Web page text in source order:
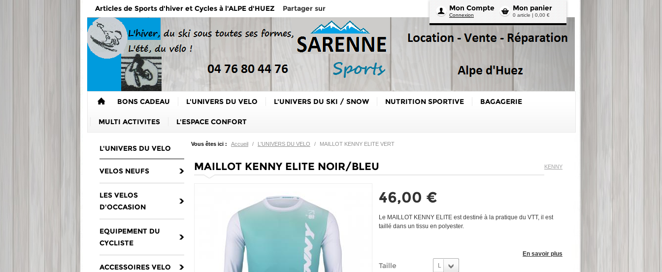
Mon panier
0 article | 0,00 €
Mon Compte
Connexion
Articles de Sports d'hiver et Cycles à l'ALPE d'HUEZ Partager sur
BONS CADEAU L'UNIVERS DU VELO L'UNIVERS DU SKI / SNOW NUTRITION SPORTIVE BAGAGERIE
MULTI ACTIVITES L'ESPACE CONFORT
L'UNIVERS DU VELO
VELOS NEUFS
LES VELOS
D'OCCASION
EQUIPEMENT DU
CYCLISTE
ACCESSOIRES VELO
Vous êtes ici : Accueil / L'UNIVERS DU VELO / MAILLOT KENNY ELITE VERT
KENNY
MAILLOT KENNY ELITE NOIR/BLEU
46,00 €
Le MAILLOT KENNY ELITE est destiné à la pratique du VTT, il est
taillé dans un tissu en polyester.
En savoir plus
Taille L